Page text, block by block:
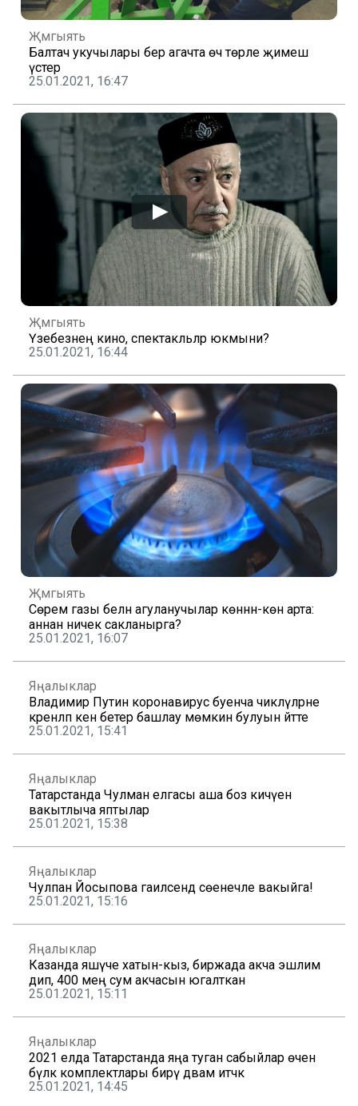
Җәмгыять
Балтач укучылары бер агачта өч төрле җимеш
үстерә
25.01.2021, 16:47
Җәмгыять
Үзебезнең кино, спектакльләр юкмыни?
25.01.2021, 16:44
Җәмгыять
Сөрем газы белән агуланучылар көннән-көн арта:
аннан ничек сакланырга?
25.01.2021, 16:07
Яңалыклар
Владимир Путин коронавирус буенча чикләүләрне
әкренләп кенә бетерә башлау мөмкин булуын әйтте
25.01.2021, 15:41
Яңалыклар
Татарстанда Чулман елгасы аша боз кичүен
вакытлыча яптылар
25.01.2021, 15:38
Яңалыклар
Чулпан Йосыпова гаиләсендә сөенечле вакыйга!
25.01.2021, 15:16
Яңалыклар
Казанда яшәүче хатын-кыз, биржада акча эшлим
дип, 400 мең сум акчасын югалткан
25.01.2021, 15:11
Яңалыклар
2021 елда Татарстанда яңа туган сабыйлар өчен
бүләк комплектлары бирү дәвам итәчәк
25.01.2021, 14:45